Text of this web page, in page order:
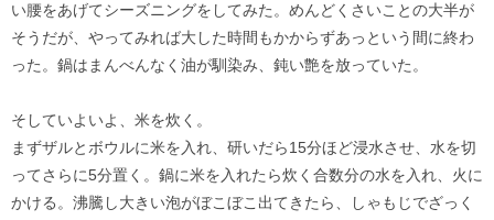
い腰をあげてシーズニングをしてみた。めんどくさいことの大半が
そうだが、やってみれば大した時間もかからずあっという間に終わ
った。鍋はまんべんなく油が馴染み、鈍い艶を放っていた。
そしていよいよ、米を炊く。
まずザルとボウルに米を入れ、研いだら15分ほど浸水させ、水を切
ってさらに5分置く。鍋に米を入れたら炊く合数分の水を入れ、火に
かける。沸騰し大きい泡がぼこぼこ出てきたら、しゃもじでざっく